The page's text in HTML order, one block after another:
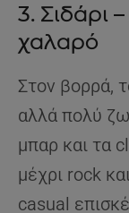
3. Σιδάρι
χαλαρό
Στον βορρά,
αλλά πολύ
μπαρ και τα
μέχρι rock
casual